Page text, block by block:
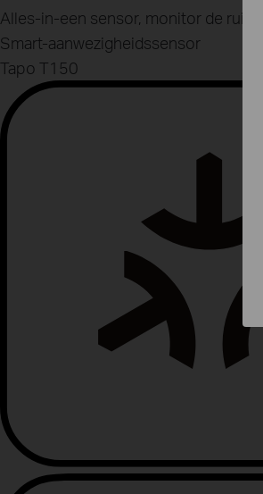
Alles-in-een sensor, monitor de ruimte
Smart-aanwezigheidssensor
Tapo T150